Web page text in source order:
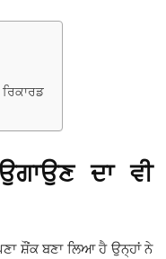
ਦਾ ਵੀ
ਸ਼ੌਂਕ ਬਣਾ ਲਿਆ ਹੈ ਉਨ੍ਹਾਂ ਨੇ